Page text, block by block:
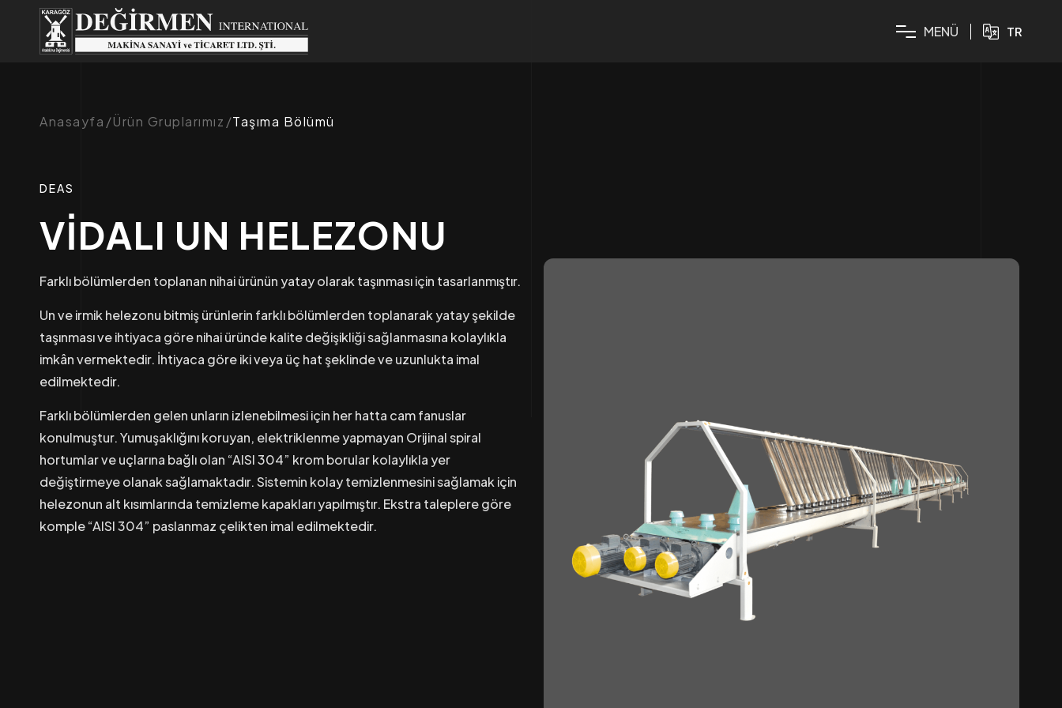
MENÜ TR
Anasayfa Ürün Gruplarımız Taşıma Bölümü
DEAS
VİDALI UN HELEZONU
Farklı bölümlerden toplanan nihai ürünün yatay olarak taşınması için tasarlanmıştır.
Un ve irmik helezonu bitmiş ürünlerin farklı bölümlerden toplanarak yatay şekilde
taşınması ve ihtiyaca göre nihai üründe kalite değişikliği sağlanmasına kolaylıkla
imkân vermektedir. İhtiyaca göre iki veya üç hat şeklinde ve uzunlukta imal
edilmektedir.
Farklı bölümlerden gelen unların izlenebilmesi için her hatta cam fanuslar
konulmuştur. Yumuşaklığını koruyan, elektriklenme yapmayan Orijinal spiral
hortumlar ve uçlarına bağlı olan “AISI 304” krom borular kolaylıkla yer
değiştirmeye olanak sağlamaktadır. Sistemin kolay temizlenmesini sağlamak için
helezonun alt kısımlarında temizleme kapakları yapılmıştır. Ekstra taleplere göre
komple “AISI 304” paslanmaz çelikten imal edilmektedir.